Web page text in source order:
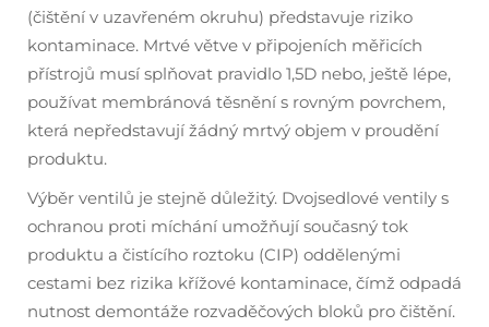
(čištění v uzavřeném okruhu) představuje riziko
kontaminace. Mrtvé větve v připojeních měřicích
přístrojů musí splňovat pravidlo 1,5D nebo, ještě lépe,
používat membránová těsnění s rovným povrchem,
která nepředstavují žádný mrtvý objem v proudění
produktu.
Výběr ventilů je stejně důležitý. Dvojsedlové ventily s
ochranou proti míchání umožňují současný tok
produktu a čistícího roztoku (CIP) oddělenými
cestami bez rizika křížové kontaminace, čímž odpadá
nutnost demontáže rozvaděčových bloků pro čištění.